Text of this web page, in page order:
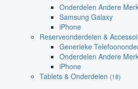
Onderdelen Andere
Samsung Galaxy
iPhone
Reserveonderdelen &
Generieke
Onderdelen Andere
iPhone
Tablets & Onderdelen (18)